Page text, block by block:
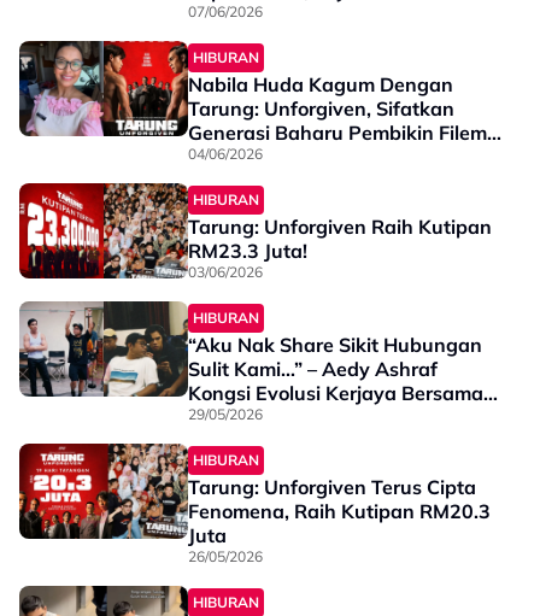
‘Dilahirkan’ Jadi Bintang Filem
07/06/2026
HIBURAN
Nabila Huda Kagum Dengan
Tarung: Unforgiven, Sifatkan
Generasi Baharu Pembikin Filem
Semakin Menyerlah - “Filem Ni
Memang Handsome Dari Awal
Sampai Habis”
04/06/2026
HIBURAN
Tarung: Unforgiven Raih Kutipan
RM23.3 Juta!
03/06/2026
HIBURAN
“Aku Nak Share Sikit Hubungan
Sulit Kami...” – Aedy Ashraf
Kongsi Evolusi Kerjaya Bersama
Razaisyam Rashid
29/05/2026
HIBURAN
Tarung: Unforgiven Terus Cipta
Fenomena, Raih Kutipan RM20.3
Juta
26/05/2026
HIBURAN